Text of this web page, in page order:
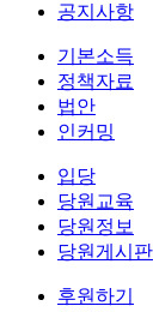
공지사항
기본소득
정책자료
법안
인커밍
입당
당원교육
당원정보
당원게시판
후원하기